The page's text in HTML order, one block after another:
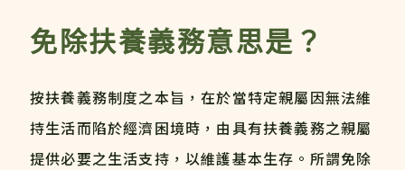
免除扶養義務意思是？
按扶養義務制度之本旨，在於當特定親屬因無法維
持生活而陷於經濟困境時，由具有扶養義務之親屬
提供必要之生活支持，以維護基本生存。所謂免除